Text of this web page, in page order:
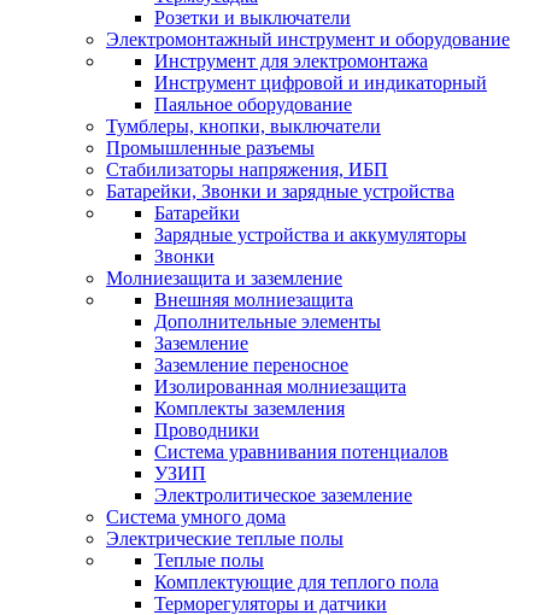
Розетки и выключатели
Электромонтажный инструмент и оборудование
Инструмент для электромонтажа
Инструмент цифровой и индикаторный
Паяльное оборудование
Тумблеры, кнопки, выключатели
Промышленные разъемы
Стабилизаторы напряжения, ИБП
Батарейки, Звонки и зарядные устройства
Батарейки
Зарядные устройства и аккумуляторы
Звонки
Молниезащита и заземление
Внешняя молниезащита
Дополнительные элементы
Заземление
Заземление переносное
Изолированная молниезащита
Комплекты заземления
Проводники
Система уравнивания потенциалов
УЗИП
Электролитическое заземление
Система умного дома
Электрические теплые полы
Теплые полы
Комплектующие для теплого пола
Терморегуляторы и датчики